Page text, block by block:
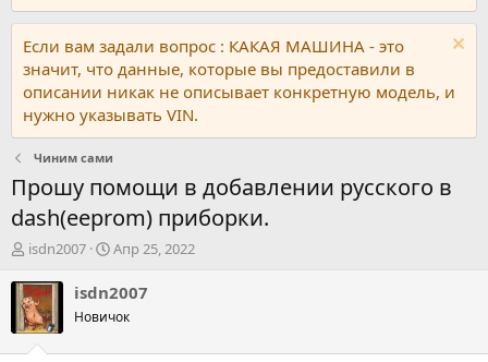
Если вам задали вопрос : КАКАЯ МАШИНА - это
значит, что данные, которые вы предоставили в
описании никак не описывает конкретную модель, и
нужно указывать VIN.
Чиним сами
Прошу помощи в добавлении русского в
dash(eeprom) приборки.
А
т
о
р
т
isdn2007
Д
т
н
Апр 25, 2022
isdn2007
Новичок